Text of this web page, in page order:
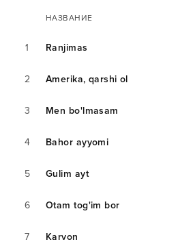
НАЗВАНИЕ
1 Ranjimas
2 Amerika, qarshi ol
3 Men bo'lmasam
4 Bahor ayyomi
5 Gulim ayt
6 Otam tog'im bor
7 Karvon